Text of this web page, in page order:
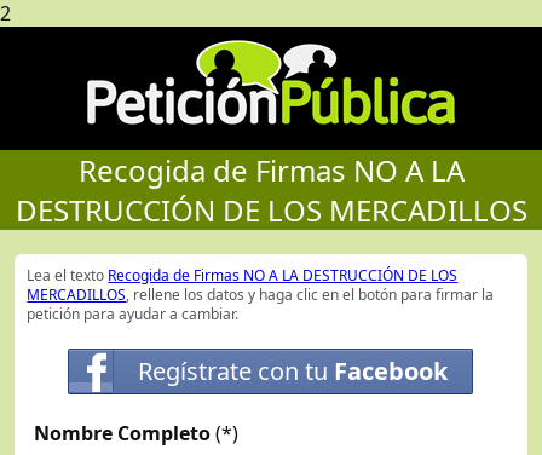
2
Recogida de Firmas NO A LA
DESTRUCCIÓN DE LOS MERCADILLOS
Lea el texto Recogida de Firmas NO A LA DESTRUCCIÓN DE LOS
MERCADILLOS, rellene los datos y haga clic en el botón para firmar la
petición para ayudar a cambiar.
Regístrate con tu Facebook
Nombre Completo(*)